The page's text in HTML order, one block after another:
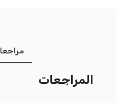
المراجعات